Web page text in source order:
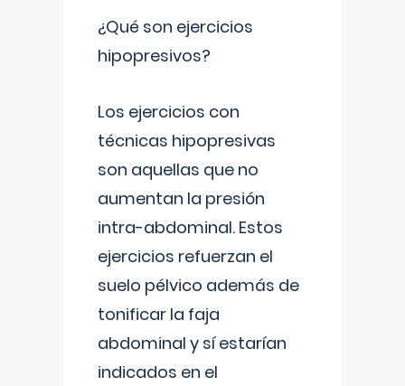
¿Qué son ejercicios
hipopresivos?
Los ejercicios con
técnicas hipopresivas
son aquellas que no
aumentan la presión
intra-abdominal. Estos
ejercicios refuerzan el
suelo pélvico además de
tonificar la faja
abdominal y sí estarían
indicados en el